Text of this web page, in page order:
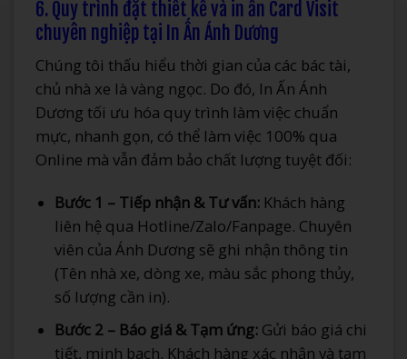
6. Quy trình đặt thiết kế và in ấn Card Visit
chuyên nghiệp tại In Ấn Ánh Dương
Chúng tôi thấu hiểu thời gian của các bác tài,
chủ nhà xe là vàng ngọc. Do đó, In Ấn Ánh
Dương tối ưu hóa quy trình làm việc chuẩn
mực, nhanh gọn, có thể làm việc 100% qua
Online mà vẫn đảm bảo chất lượng tuyệt đối:
Bước 1 – Tiếp nhận & Tư vấn:Khách hàng
liên hệ qua Hotline/Zalo/Fanpage. Chuyên
viên của Ánh Dương sẽ ghi nhận thông tin
(Tên nhà xe, dòng xe, màu sắc phong thủy,
số lượng cần in).
Bước 2 – Báo giá & Tạm ứng:Gửi báo giá chi
tiết, minh bạch. Khách hàng xác nhận và tạm